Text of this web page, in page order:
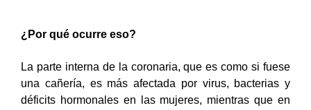
¿Por qué ocurre eso?
La parte interna de la coronaria, que es como si fuese
una cañería, es más afectada por virus, bacterias y
déficits hormonales en las mujeres, mientras que en